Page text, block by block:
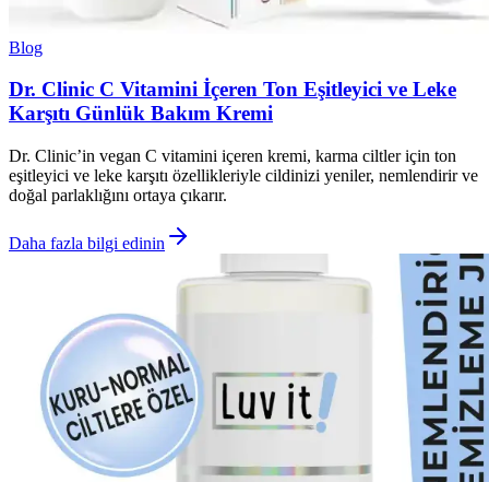
Blog
Dr. Clinic C Vitamini İçeren Ton Eşitleyici ve Leke
Karşıtı Günlük Bakım Kremi
Dr. Clinic’in vegan C vitamini içeren kremi, karma ciltler için ton
eşitleyici ve leke karşıtı özellikleriyle cildinizi yeniler, nemlendirir ve
doğal parlaklığını ortaya çıkarır.
Daha fazla bilgi edinin